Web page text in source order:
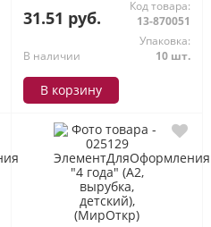
31.51 руб.
Код товара:
13-870051
В наличии
Упаковка:
10 шт.
В корзину